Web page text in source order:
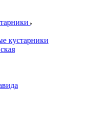
кустарники